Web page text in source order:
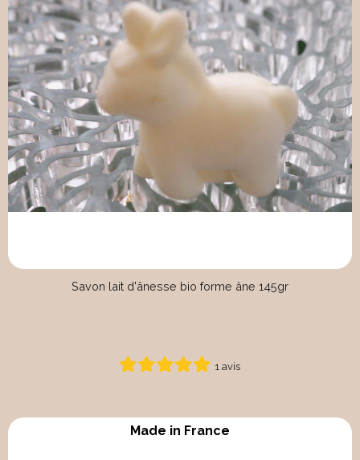
Savon lait d'ânesse bio forme âne 145gr
1 avis
Made in France